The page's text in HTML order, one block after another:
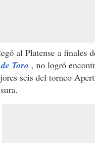
al Platense a finales
Toro , no logró
seis del torneo